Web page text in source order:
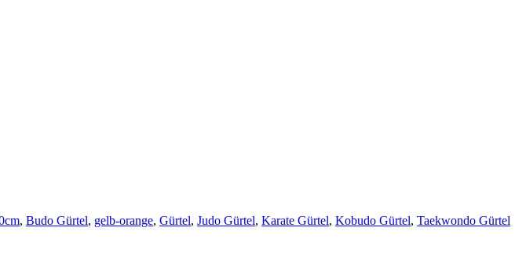
, Budo Gürtel, gelb-orange, Gürtel, Judo Gürtel, Karate Gürtel, Kobudo Gürtel, Taekwondo Gürtel